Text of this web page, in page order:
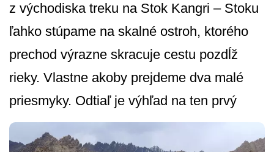
z východiska treku na Stok Kangri – Stoku
ľahko stúpame na skalné ostroh, ktorého
prechod výrazne skracuje cestu pozdĺž
rieky. Vlastne akoby prejdeme dva malé
priesmyky. Odtiaľ je výhľad na ten prvý